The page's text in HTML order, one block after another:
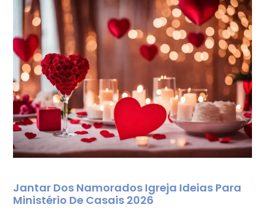
Jantar Dos Namorados Igreja Ideias Para
Ministério De Casais 2026